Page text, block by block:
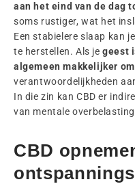
aan het eind van de dag
soms rustiger, wat het
Een stabielere slaap kan
te herstellen. Als jegeest
algemeen makkelijker
verantwoordelijkheden
In die zin kan CBD er
van mentale
CBD